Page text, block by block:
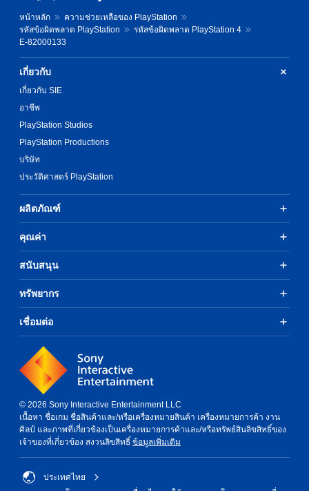
หน้าหลัก
ความช่วยเหลือของ PlayStation
รหัสข้อผิดพลาด PlayStation
รหัสข้อผิดพลาด PlayStation 4
E-82000133
เกี่ยวกับ
เกี่ยวกับ SIE
อาชีพ
PlayStation Studios
PlayStation Productions
บริษัท
ประวัติศาสตร์ PlayStation
ผลิตภัณฑ์
คุณค่า
สนับสนุน
ทรัพยากร
เชื่อมต่อ
© 2026 Sony Interactive Entertainment LLC
เนื้อหา ชื่อเกม ชื่อสินค้าและ/หรือเครื่องหมายสินค้า เครื่องหมายการค้า งาน
ศิลป์ และภาพที่เกี่ยวข้องเป็นเครื่องหมายการค้าและ/หรือทรัพย์สินลิขสิทธิ์ของ
เจ้าของที่เกี่ยวข้อง สงวนลิขสิทธิ์ ข้อมูลเพิ่มเติม
ประเทศไทย